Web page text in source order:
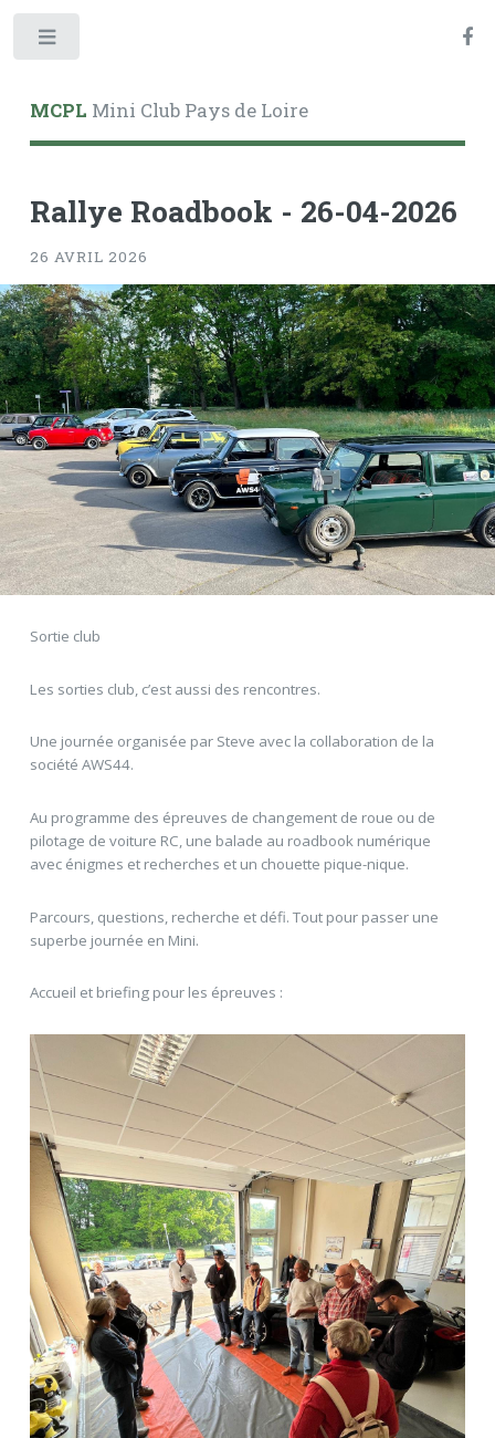
MCPL Mini Club Pays de Loire
Rallye Roadbook - 26-04-2026
26 AVRIL 2026
Sortie club
Les sorties club, c’est aussi des rencontres.
Une journée organisée par Steve avec la collaboration de la
société AWS44.
Au programme des épreuves de changement de roue ou de
pilotage de voiture RC, une balade au roadbook numérique
avec énigmes et recherches et un chouette pique-nique.
Parcours, questions, recherche et défi. Tout pour passer une
superbe journée en Mini.
Accueil et briefing pour les épreuves :